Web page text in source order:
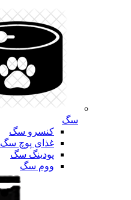
سگ
کنسرو سگ
غذای پوچ سگ
پودینگ سگ
ووم سگ